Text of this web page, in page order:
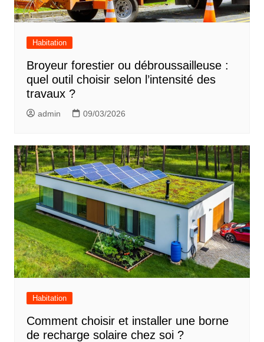
Habitation
Broyeur forestier ou débroussailleuse :
quel outil choisir selon l’intensité des
travaux ?
admin 09/03/2026
Habitation
Comment choisir et installer une borne
de recharge solaire chez soi ?